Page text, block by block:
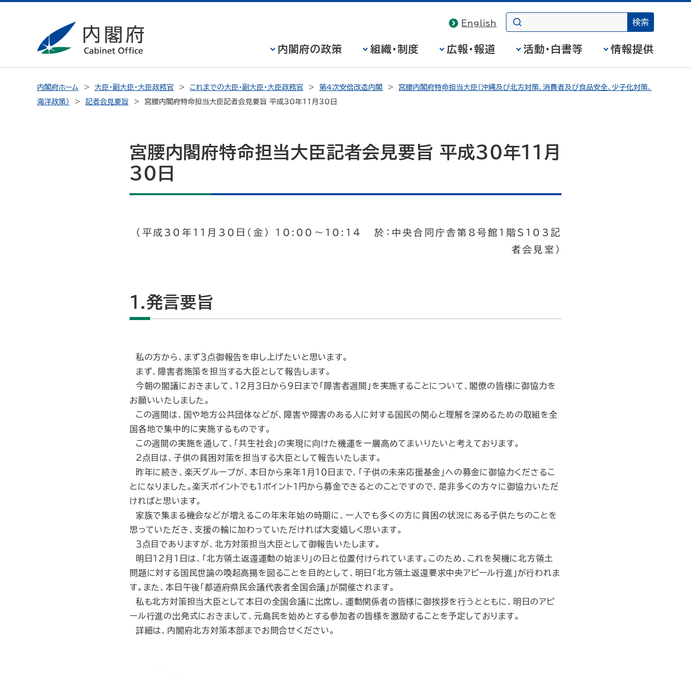
English
内閣府の政策 組織・制度 広報・報道 活動・白書等 情報提供
内閣府ホーム 大臣・副大臣・大臣政務官 これまでの大臣・副大臣・大臣政務官 第4次安倍改造内閣
宮腰内閣府特命担当大臣（沖縄及び北方対策、消費者及び食品安全、少子化対策、
海洋政策）
記者会見要旨 宮腰内閣府特命担当大臣記者会見要旨 平成30年11月30日
宮腰内閣府特命担当大臣記者会見要旨 平成30年11月
30日
（平成30年11月30日（金） 10:00～10:14 於：中央合同庁舎第8号館1階S103記
者会見室）
1.発言要旨
私の方から、まず３点御報告を申し上げたいと思います。
まず、障害者施策を担当する大臣として報告します。
今朝の閣議におきまして、１２月３日から９日まで「障害者週間」を実施することについて、閣僚の皆様に御協力を
お願いいたしました。
この週間は、国や地方公共団体などが、障害や障害のある人に対する国民の関心と理解を深めるための取組を全
国各地で集中的に実施するものです。
この週間の実施を通して、「共生社会」の実現に向けた機運を一層高めてまいりたいと考えております。
２点目は、子供の貧困対策を担当する大臣として報告いたします。
昨年に続き、楽天グループが、本日から来年１月１０日まで、「子供の未来応援基金」への募金に御協力くださるこ
とになりました。楽天ポイントでも１ポイント１円から募金できるとのことですので、是非多くの方々に御協力いただ
ければと思います。
家族で集まる機会などが増えるこの年末年始の時期に、一人でも多くの方に貧困の状況にある子供たちのことを
思っていただき、支援の輪に加わっていただければ大変嬉しく思います。
３点目でありますが、北方対策担当大臣として御報告いたします。
明日１２月１日は、「北方領土返還運動の始まり」の日と位置付けられています。このため、これを契機に北方領土
問題に対する国民世論の喚起高揚を図ることを目的として、明日「北方領土返還要求中央アピール行進」が行われま
す。また、本日午後「都道府県民会議代表者全国会議」が開催されます。
私も北方対策担当大臣として本日の全国会議に出席し、運動関係者の皆様に御挨拶を行うとともに、明日のアピ
ール行進の出発式におきまして、元島民を始めとする参加者の皆様を激励することを予定しております。
詳細は、内閣府北方対策本部までお問合せください。